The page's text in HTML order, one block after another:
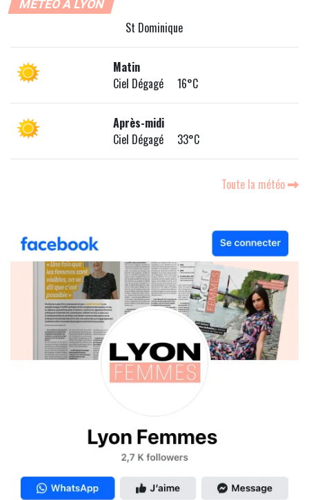
MÉTÉO À LYON
St Dominique
Matin
Ciel Dégagé 16°C
Après-midi
Ciel Dégagé 33°C
Toute la météo